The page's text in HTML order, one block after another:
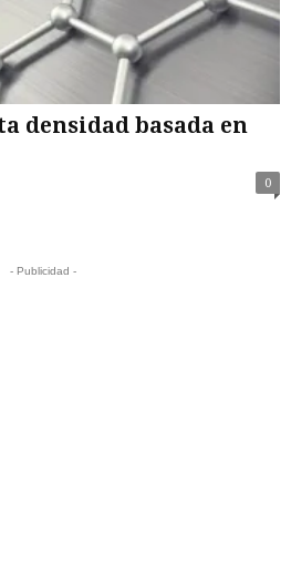
densidad basada en
0
- Publicidad -